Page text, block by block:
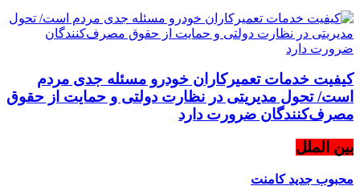
کیفیت خدمات تعمیرکاران خودرو مسئله جدی مردم
است/ تحول مدیریتی در نظارت دولتی و حمایت از حقوق
مصرف‌کنندگان ضرورت دارد
بین الملل
محبوب جدیدکامنت